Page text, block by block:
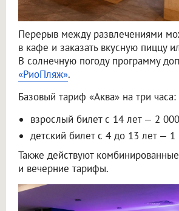
Перерыв между развлечениями
в кафе и заказать вкусную пиццу
В солнечную погоду программу
«РиоПляж».
Базовый тариф «Аква» на три часа:
взрослый билет с 14 лет — 2
детский билет с 4 до 13 лет — 1
Также действуют
и вечерние тарифы.